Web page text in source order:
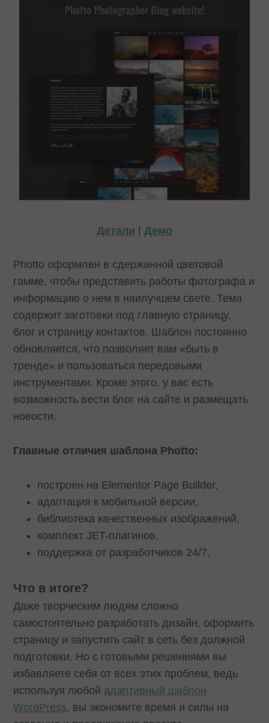
Детали | Демо
Photto оформлен в сдержанной цветовой
гамме, чтобы представить работы фотографа и
информацию о нем в наилучшем свете. Тема
содержит заготовки под главную страницу,
блог и страницу контактов. Шаблон постоянно
обновляется, что позволяет вам «быть в
тренде» и пользоваться передовыми
инструментами. Кроме этого, у вас есть
возможность вести блог на сайте и размещать
новости.
Главные отличия шаблона Photto:
построен на Elementor Page Builder,
адаптация к мобильной версии,
библиотека качественных изображений,
комплект JET-плагинов,
поддержка от разработчиков 24/7.
Что в итоге?
Даже творческим людям сложно
самостоятельно разработать дизайн, оформить
страницу и запустить сайт в сеть без должной
подготовки. Но с готовыми решениями вы
избавляете себя от всех этих проблем, ведь
используя любой адаптивный шаблон
WordPress, вы экономите время и силы на